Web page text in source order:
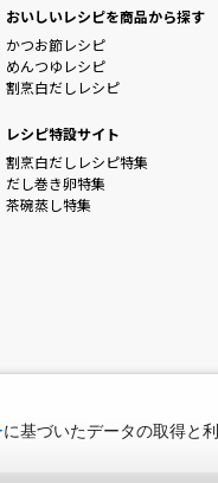
おいしいレシピを商品から探す
かつお節レシピ
めんつゆレシピ
割烹白だしレシピ
レシピ特設サイト
割烹白だしレシピ特集
だし巻き卵特集
茶碗蒸し特集
に基づいたデータの取得と